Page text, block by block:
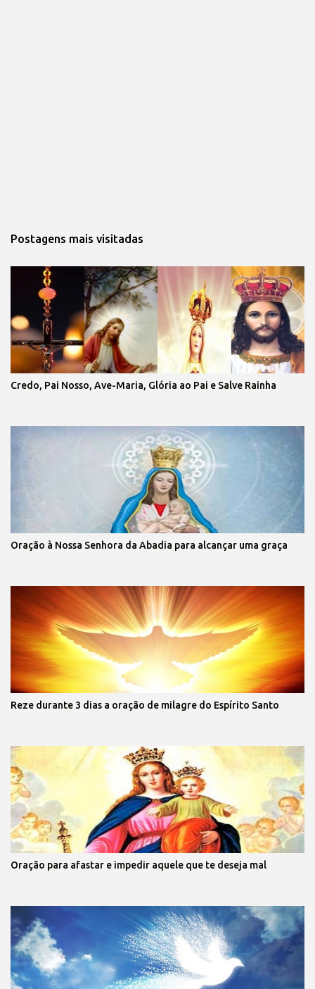
Postagens mais visitadas
Credo, Pai Nosso, Ave-Maria, Glória ao Pai e Salve Rainha
Oração à Nossa Senhora da Abadia para alcançar uma graça
Reze durante 3 dias a oração de milagre do Espírito Santo
Oração para afastar e impedir aquele que te deseja mal